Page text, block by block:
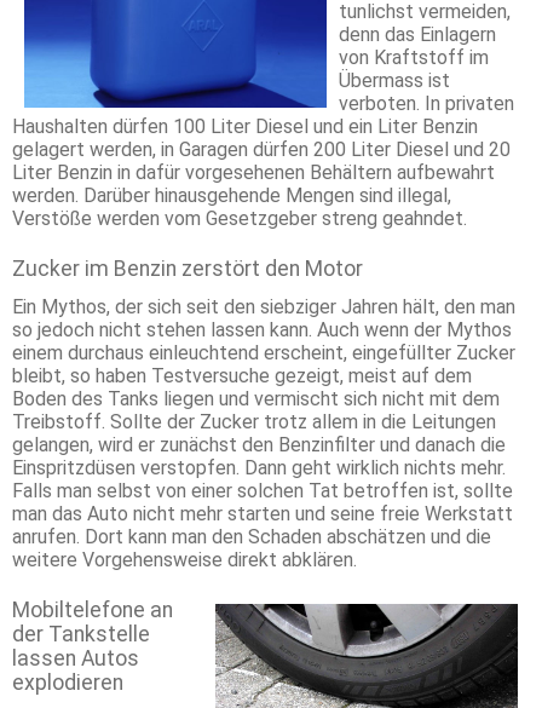
tunlichst vermeiden,
denn das Einlagern
von Kraftstoff im
Übermass ist
verboten. In privaten
Haushalten dürfen 100 Liter Diesel und ein Liter Benzin
gelagert werden, in Garagen dürfen 200 Liter Diesel und 20
Liter Benzin in dafür vorgesehenen Behältern aufbewahrt
werden. Darüber hinausgehende Mengen sind illegal,
Verstöße werden vom Gesetzgeber streng geahndet.
Zucker im Benzin zerstört den Motor
Ein Mythos, der sich seit den siebziger Jahren hält, den man
so jedoch nicht stehen lassen kann. Auch wenn der Mythos
einem durchaus einleuchtend erscheint, eingefüllter Zucker
bleibt, so haben Testversuche gezeigt, meist auf dem
Boden des Tanks liegen und vermischt sich nicht mit dem
Treibstoff. Sollte der Zucker trotz allem in die Leitungen
gelangen, wird er zunächst den Benzinfilter und danach die
Einspritzdüsen verstopfen. Dann geht wirklich nichts mehr.
Falls man selbst von einer solchen Tat betroffen ist, sollte
man das Auto nicht mehr starten und seine freie Werkstatt
anrufen. Dort kann man den Schaden abschätzen und die
weitere Vorgehensweise direkt abklären.
Mobiltelefone an
der Tankstelle
lassen Autos
explodieren